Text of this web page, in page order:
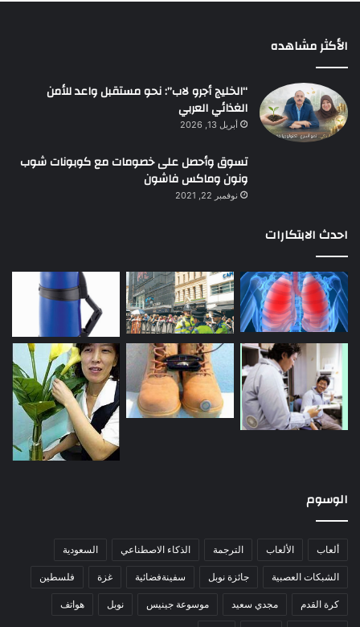
الأكثر مشاهده
“الخليج أجرو لاب”: نحو مستقبل واعد للأمن
الغذائي العربي
أبريل 13, 2026
تسوق وأحصل على خصومات مع كوبونات شوب
ونون وماكس فاشون
نوفمبر 22, 2021
احدث الابتكارات
الوسوم
ألعاب الألعاب الترجمة الذكاء الاصطناعي السعودية
الشبكات العصبية جائزة نوبل سفينةفضائية غزة فلسطين
كرة القدم مجدي سعيد موسوعة جينيس نوبل هواتف